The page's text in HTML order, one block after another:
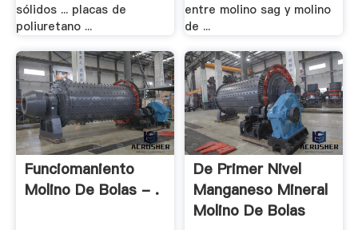
sólidos ... placas de
poliuretano ...
entre molino sag y molino
de ...
Funciomaniento
Molino De Bolas - .
De Primer Nivel
Manganeso Mineral
Molino De Bolas